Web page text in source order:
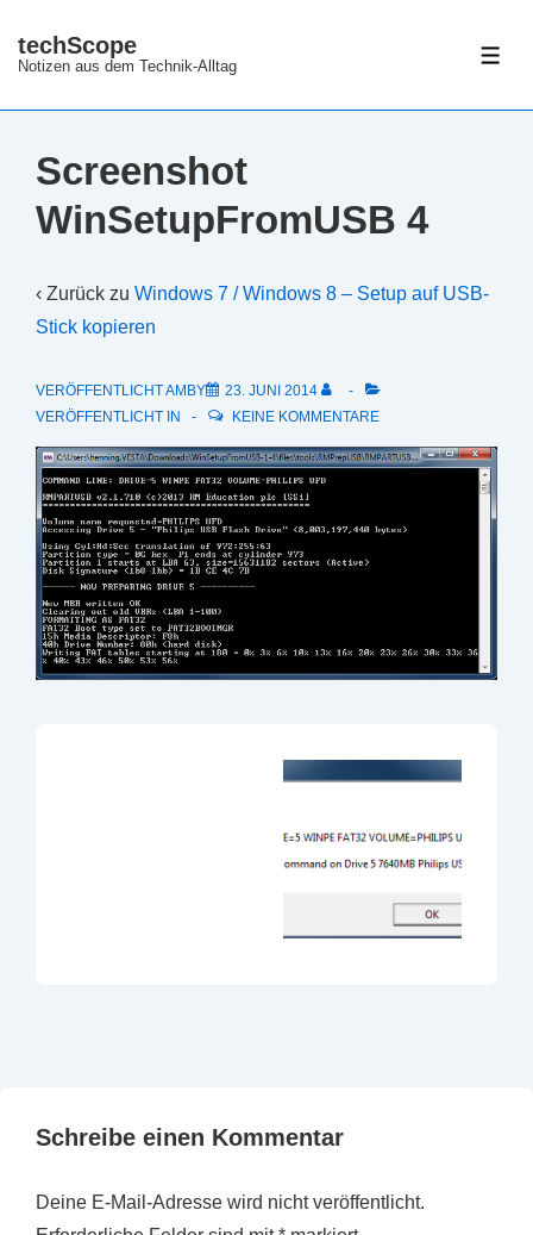
ZumtechScope
Notizen aus dem Technik-Alltag
Screenshot
WinSetupFromUSB 4
‹ Zurück zu Windows 7 / Windows 8 – Setup auf USB-
Stick kopieren
VERÖFFENTLICHT AMBY
23. JUNI 2014
VERÖFFENTLICHT IN
KEINE KOMMENTARE
Schreibe einen Kommentar
Deine E-Mail-Adresse wird nicht veröffentlicht.